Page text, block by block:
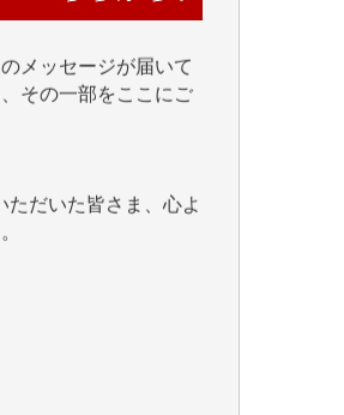
メッセージが届いて
だいた皆さま、心よ